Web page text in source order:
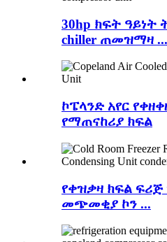
30hp ክፍት
chiller ጠመዝማዛ ...
ኮፔላንድ አየር
የማጠናከሪያ ክፍል
የቀዝቃዛ ክፍል
መጭመቂያ ኮን ...